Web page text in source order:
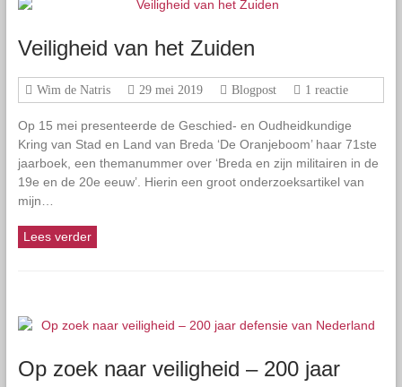
Veiligheid van het Zuiden
Wim de Natris 29 mei 2019 Blogpost 1 reactie
Op 15 mei presenteerde de Geschied- en Oudheidkundige
Kring van Stad en Land van Breda ‘De Oranjeboom’ haar 71ste
jaarboek, een themanummer over ‘Breda en zijn militairen in de
19e en de 20e eeuw’. Hierin een groot onderzoeksartikel van
mijn…
Lees verder
Op zoek naar veiligheid – 200 jaar